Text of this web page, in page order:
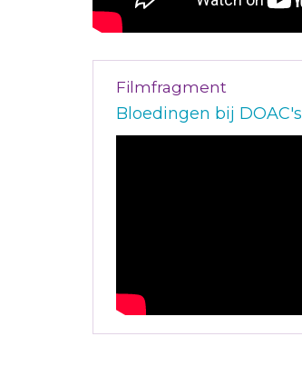
Filmfragment
Bloedingen bij DOAC's